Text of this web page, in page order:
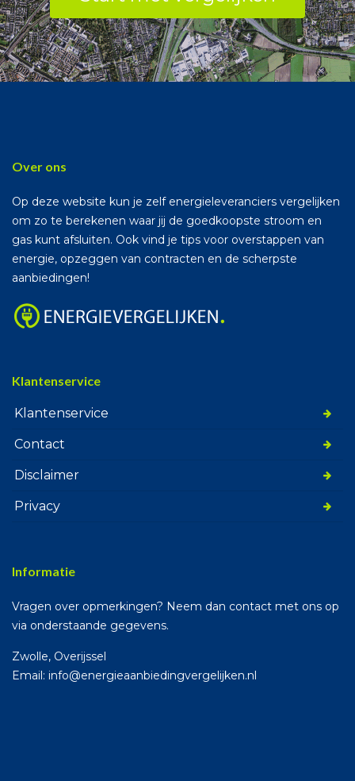
Over ons
Op deze website kun je zelf energieleveranciers vergelijken
om zo te berekenen waar jij de goedkoopste stroom en
gas kunt afsluiten. Ook vind je tips voor overstappen van
energie, opzeggen van contracten en de scherpste
aanbiedingen!
Klantenservice
Klantenservice
Contact
Disclaimer
Privacy
Informatie
Vragen over opmerkingen? Neem dan contact met ons op
via onderstaande gegevens.
Zwolle, Overijssel
Email: info@energieaanbiedingvergelijken.nl